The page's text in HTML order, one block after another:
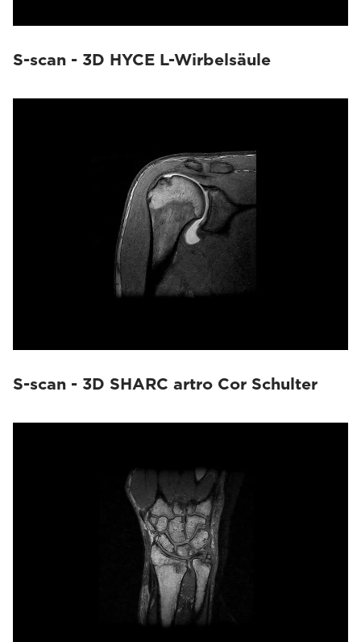
S-scan - 3D HYCE L-Wirbelsäule
S-scan - 3D SHARC artro Cor Schulter